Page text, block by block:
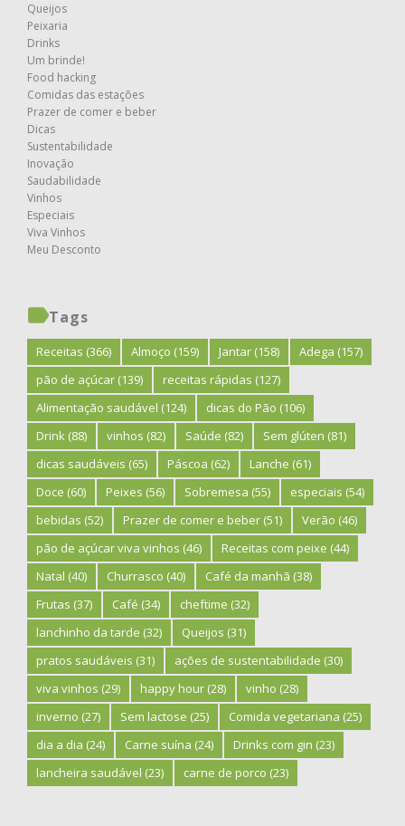
Queijos
Peixaria
Drinks
Um brinde!
Food hacking
Comidas das estações
Prazer de comer e beber
Dicas
Sustentabilidade
Inovação
Saudabilidade
Vinhos
Especiais
Viva Vinhos
Meu Desconto
Tags
Receitas (366) Almoço (159) Jantar (158) Adega (157)
pão de açúcar (139) receitas rápidas (127)
Alimentação saudável (124) dicas do Pão (106)
Drink (88) vinhos (82) Saúde (82) Sem glúten (81)
dicas saudáveis (65) Páscoa (62) Lanche (61)
Doce (60) Peixes (56) Sobremesa (55) especiais (54)
bebidas (52) Prazer de comer e beber (51) Verão (46)
pão de açúcar viva vinhos (46) Receitas com peixe (44)
Natal (40) Churrasco (40) Café da manhã (38)
Frutas (37) Café (34) cheftime (32)
lanchinho da tarde (32) Queijos (31)
pratos saudáveis (31) ações de sustentabilidade (30)
viva vinhos (29) happy hour (28) vinho (28)
inverno (27) Sem lactose (25) Comida vegetariana (25)
dia a dia (24) Carne suína (24) Drinks com gin (23)
lancheira saudável (23) carne de porco (23)